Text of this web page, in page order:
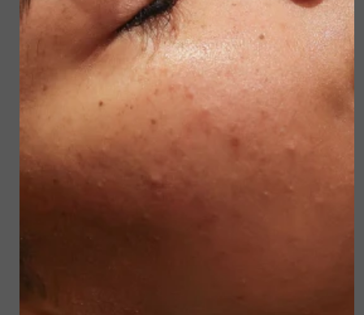
van 17.30 tot 20.30 uur voor korte
behandelingen. Perfect om jezelf op te frissen
voor de feestdagen! De behandelingen kan je niet
online boeken.
Meld je van te voren aan via whatsapp of mail.
Meld je hier aan: 06-11265623
of info@beautyandwellnessmaassluis.nl